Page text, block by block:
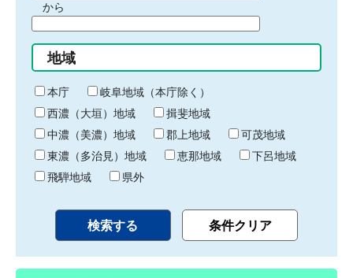
間
始
り
から
間
終
わ
り
地域
本庁
岐阜地域（本庁除く）
西濃（大垣）地域
揖斐地域
中濃（美濃）地域
郡上地域
可茂地域
東濃（多治見）地域
恵那地域
下呂地域
飛騨地域
県外